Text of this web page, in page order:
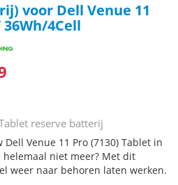
voor Dell Venue 11
4Cell
reserve batterij
Venue 11 Pro (7130) Tablet in
niet meer? Met dit
weer naar behoren laten werken.